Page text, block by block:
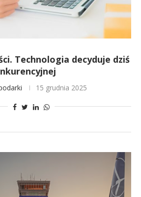
Technologia decyduje dziś
15 grudnia 2025